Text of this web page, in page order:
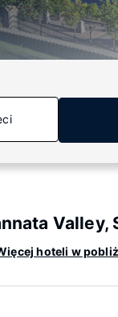
Valley,
hoteli w